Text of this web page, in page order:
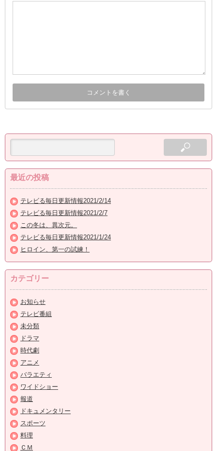
最近の投稿
テレビる毎日更新情報2021/2/14
テレビる毎日更新情報2021/2/7
この冬は、異次元。
テレビる毎日更新情報2021/1/24
ヒロイン、第一の試練！
カテゴリー
お知らせ
テレビ番組
未分類
ドラマ
時代劇
アニメ
バラエティ
ワイドショー
報道
ドキュメンタリー
スポーツ
料理
ＣＭ